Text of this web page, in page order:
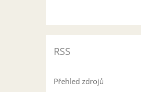
RSS
Přehled zdrojů